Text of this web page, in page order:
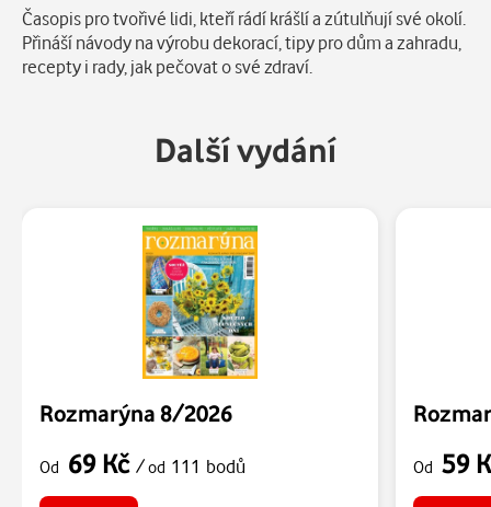
Popis
Časopis pro tvořivé lidi, kteří rádí krášlí a zútulňují své okolí.
Přináší návody na výrobu dekorací, tipy pro dům a zahradu,
recepty i rady, jak pečovat o své zdraví.
Další vydání
Rozmarýna 8/2026
Od 69 Kč /od 111 bodů Od 59